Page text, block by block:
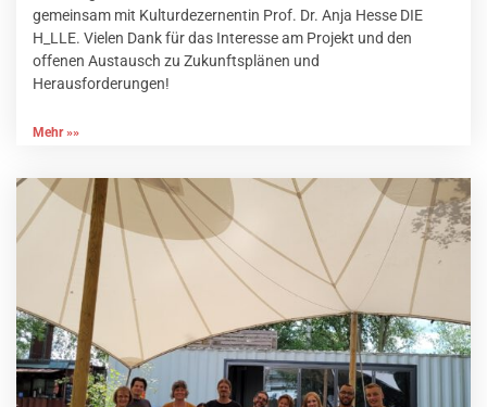
gemeinsam mit Kulturdezernentin Prof. Dr. Anja Hesse DIE
H_LLE. Vielen Dank für das Interesse am Projekt und den
offenen Austausch zu Zukunftsplänen und
Herausforderungen!
Mehr »»